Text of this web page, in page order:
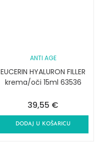
ANTI AGE
EUCERIN HYALURON FILLER
krema/oči 15ml 63536
39,55 €
DODAJ U KOŠARICU